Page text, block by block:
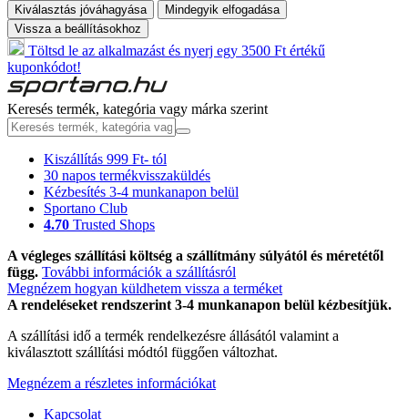
Kiválasztás jóváhagyása
Mindegyik elfogadása
Vissza a beállításokhoz
Töltsd le az alkalmazást és nyerj egy 3500 Ft értékű
kuponkódot!
Keresés termék, kategória vagy márka szerint
Kiszállítás 999 Ft- tól
30 napos termékvisszaküldés
Kézbesítés 3-4 munkanapon belül
Sportano Club
4.70 Trusted Shops
A végleges szállítási költség a szállítmány súlyától és méretétől
függ. További információk a szállításról
Megnézem hogyan küldhetem vissza a terméket
A rendeléseket rendszerint 3-4 munkanapon belül kézbesítjük.
A szállítási idő a termék rendelkezésre állásától valamint a
kiválasztott szállítási módtól függően változhat.
Megnézem a részletes információkat
Kapcsolat